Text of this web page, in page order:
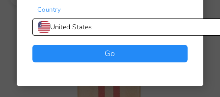
Country
United States
Go